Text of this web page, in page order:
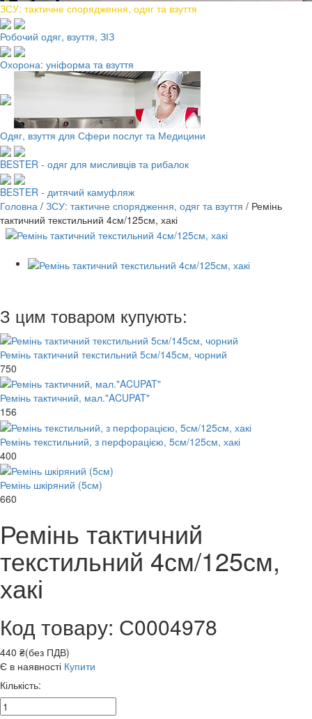
ЗСУ: тактичне спорядження, одяг та взуття
Робочий одяг, взуття, ЗІЗ
Охорона: уніформа та взуття
Одяг, взуття для Сфери послуг та Медицини
BESTER - одяг для мисливців та рибалок
BESTER - дитячий камуфляж
Головна / ЗСУ: тактичне спорядження, одяг та взуття / Ремінь
тактичний текстильний 4см/125см, хакі
З цим товаром купують:
Ремінь тактичний текстильний 5см/145см, чорний
750
Ремінь тактичний, мал."ACUPAT"
156
Ремінь текстильний, з перфорацією, 5см/125см, хакі
400
Ремінь шкіряний (5см)
660
Ремінь тактичний
текстильний 4см/125см,
хакі
Код товару: С0004978
440 ₴(без ПДВ)
Є в наявності Купити
Кількість: